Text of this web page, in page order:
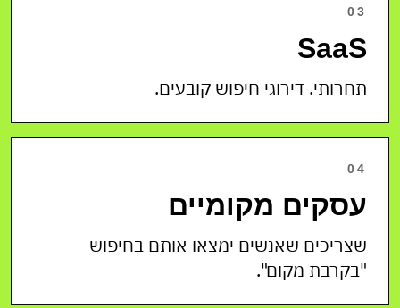
03
SaaS
תחרותי. דירוגי חיפוש קובעים.
04
עסקים מקומיים
שצריכים שאנשים ימצאו אותם בחיפוש
"בקרבת מקום".